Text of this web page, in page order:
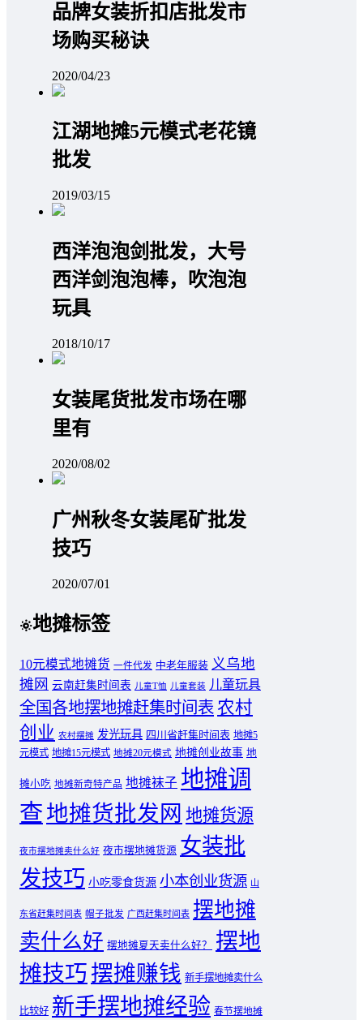
品牌女装折扣店批发市
场购买秘诀
2020/04/23
江湖地摊5元模式老花镜
批发
2019/03/15
西洋泡泡剑批发，大号
西洋剑泡泡棒，吹泡泡
玩具
2018/10/17
女装尾货批发市场在哪
里有
2020/08/02
广州秋冬女装尾矿批发
技巧
2020/07/01
地摊标签
10元模式地摊货 一件代发 中老年服装 义乌地
摊网 云南赶集时间表 儿童T恤 儿童套装 儿童玩具
全国各地摆地摊赶集时间表 农村
创业 农村摆摊 发光玩具 四川省赶集时间表 地摊5
元模式 地摊15元模式 地摊20元模式 地摊创业故事 地
摊小吃 地摊新奇特产品 地摊袜子 地摊调
查地摊货批发网 地摊货源
夜市摆地摊卖什么好 夜市摆地摊货源 女装批
发技巧 小吃零食货源 小本创业货源 山
东省赶集时间表 帽子批发 广西赶集时间表 摆地摊
卖什么好 摆地摊夏天卖什么好？
摆地
摊技巧摆摊赚钱 新手摆地摊卖什么
比较好 新手摆地摊经验 春节摆地摊